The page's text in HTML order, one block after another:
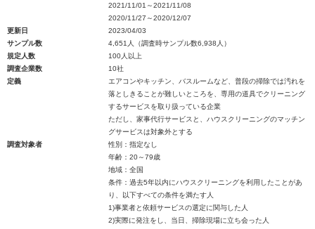
2021/11/01～2021/11/08
2020/11/27～2020/12/07
更新日
2023/04/03
サンプル数
4,651人（調査時サンプル数6,938人）
規定人数
100人以上
調査企業数
10社
定義
エアコンやキッチン、バスルームなど、普段の掃除では汚れを
落としきることが難しいところを、専用の道具でクリーニング
するサービスを取り扱っている企業
ただし、家事代行サービスと、ハウスクリーニングのマッチン
グサービスは対象外とする
調査対象者
性別：指定なし
年齢：20～79歳
地域：全国
条件：過去5年以内にハウスクリーニングを利用したことがあ
り、以下すべての条件を満たす人
1)事業者と依頼サービスの選定に関与した人
2)実際に発注をし、当日、掃除現場に立ち会った人